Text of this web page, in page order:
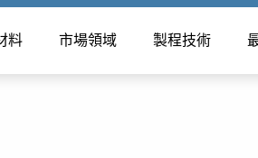
料 市場領域 製程技術